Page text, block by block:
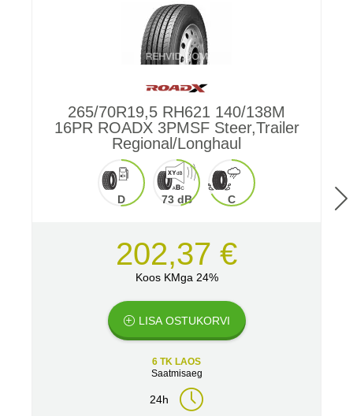
265/70R19,5 RH621 140/138M
16PR ROADX 3PMSF Steer,Trailer
Regional/Longhaul
D 73 dB C
202,37 €
Koos KMga 24%
LISA OSTUKORVI
6 TK LAOS
Saatmisaeg
24h